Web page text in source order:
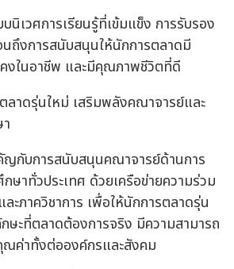
นิเวศการเรียนรู้ที่เข้มแข็ง การรับรอง
นถึงการสนับสนุนให้นักการตลาดมี
งในอาชีพ และมีคุณภาพชีวิตที่ดี
ลาดรุ่นใหม่ เสริมพลังคณาจารย์และ
ญกับการสนับสนุนคณาจารย์ด้านการ
ษาทั่วประเทศ ด้วยเครือข่ายความร่วม
ะภาควิชาการ เพื่อให้นักการตลาดรุ่น
ษะที่ตลาดต้องการจริง มีความสามารถ
ณค่าทั้งต่อองค์กรและสังคม